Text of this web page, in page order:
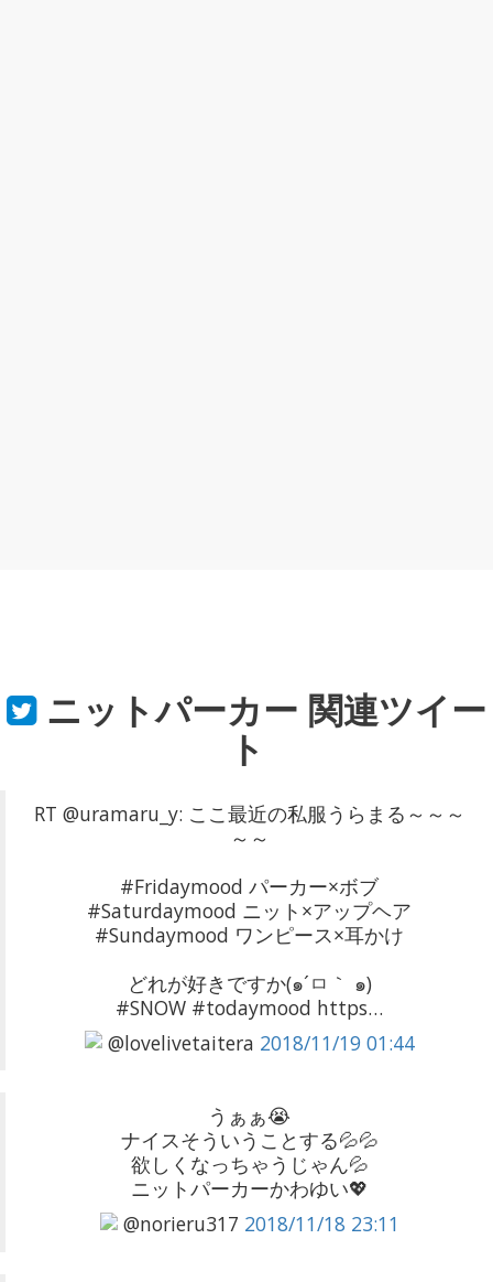
ニットパーカー 関連ツイー
ト
RT @uramaru_y: ここ最近の私服うらまる～～～
～～
#Fridaymood パーカー×ボブ
#Saturdaymood ニット×アップヘア
#Sundaymood ワンピース×耳かけ
どれが好きですか(๑´ㅁ｀ ๑)
#SNOW #todaymood https…
@lovelivetaitera 2018/11/19 01:44
うぁぁ😭
ナイスそういうことする💦💦
欲しくなっちゃうじゃん💦
ニットパーカーかわゆい💖
@norieru317 2018/11/18 23:11